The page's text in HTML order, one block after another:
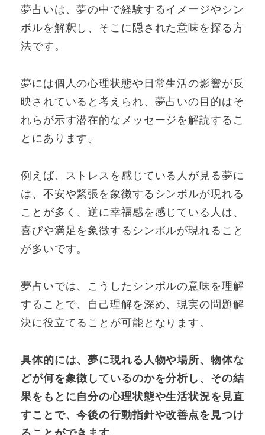
夢占いは、夢の中で経験するイメージやシン
ボルを解釈し、そこに隠された意味を探る方
法です。
夢には個人の心理状態や日常生活の影響が反
映されていると考えられ、夢占いの目的はそ
れらが示す潜在的なメッセージを解読するこ
とにあります。
例えば、ストレスを感じている人が見る夢に
は、不安や緊張を象徴するシンボルが現れる
ことが多く、逆に幸福感を感じている人は、
喜びや満足を象徴するシンボルが現れること
が多いです。
夢占いでは、こうしたシンボルの意味を理解
することで、自己理解を深め、現実の問題解
決に役立てることが可能となります。
具体的には、夢に現れる人物や場所、物体な
どが何を象徴しているのかを分析し、その結
果をもとに自分の心理状態や生活状況を見直
すことで、今後の行動指針や改善点を見つけ